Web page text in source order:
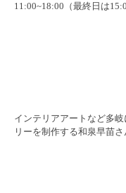
11:00~18:00（最終日は
インテリアアートなど多
リーを制作する和泉早苗さ